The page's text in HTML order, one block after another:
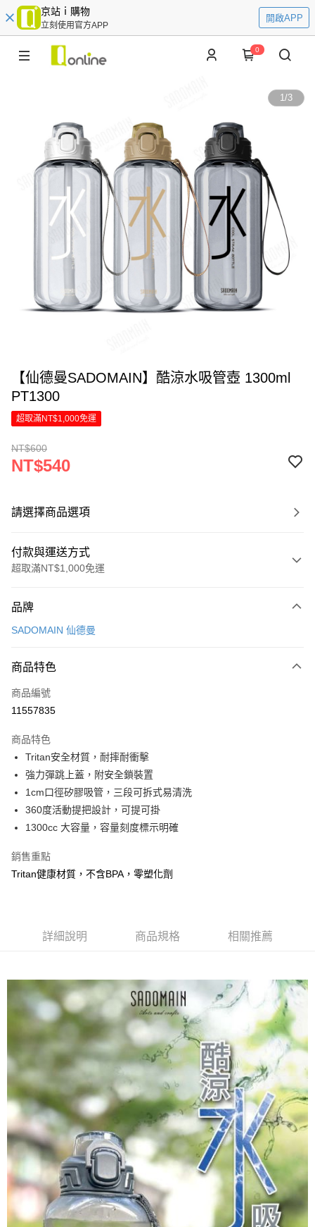
京站ｉ購物
立刻使用官方APP
開啟APP
0
1/3
【仙德曼SADOMAIN】酷涼水吸管壺 1300ml
PT1300
超取滿NT$1,000免運
NT$600
NT$540
請選擇商品選項
付款與運送方式
超取滿NT$1,000免運
信用卡一次付款
Apple Pay
街口支付
Google Pay
全盈+PAY
大哥付你分期
相關說明
【大哥付你分期使用說明】
2.付款方式選擇「大哥付你分期」，訂單成立後會自動跳轉到大哥付的交易
流程，驗證手機門號後，選擇欲分期的期數、繳款截止日，確認付款後即完
成交易。
法說明評估內容。
2.透過簡訊連結打開帳單後，可選擇「超商條碼／台灣大直營門市／銀行轉
帳／街口支付／iPASS MONEY」等通路繳費。
【注意事項】
1.本服務係由「台灣大哥大股份有限公司」（以下簡稱本公司）所提供，讓
用戶於交易時，得透過本服務購買商品或服務，並由商店將買賣／分期付款
買賣價金債權讓與本公司後，依約使用本公司帳單繳交帳款。
2.基於同意付款使用「大哥付你分期」之契約關係目的，商店將以您的個人
資料（包含姓名、電話或地址）提供予台灣大哥大進項蒐集、處理及利用，
由本公司與您本人進行分期帳單所需資料之確認、核對及更正。
3.完整用戶服務條款，請詳閱以下連結：https://oppay.tw/userRule
相關說明
【關於「AFTEE先享後付」】
３．安心：先確認商品／服務後，再付款。
結帳頁面，進行簡訊認證並確認金額後，即可完成結帳。
２．訂單成立數日內，您將收到繳費通知簡訊。
３．收到繳費通知簡訊後14天內，點擊此簡訊中的連結，可透過四大超商／
ATM／網路銀行／等多元方式進行付款，方視為交易完成。
※ 請注意：結帳手續完成當下不需立刻繳費，但若您需要取消訂單，請聯絡
購買商品的店家。未經商家同意取消之訂單仍視為有效，需透過AFTEE先享
後付繳納相關費用。
※ 交易是否成功請以「AFTEE先享後付 」之結帳頁面顯示為準，若有關於
是否繳費成功／繳費後需取消欲退款等相關疑問，請聯繫「AFTEE先享後付
客戶支援中心」
https://netprotections.freshdesk.com/support/home
【注意事項】
１．透過由恩沛科技股份有限公司提供之「AFTEE先享後付」服務完成之交
易，需依本服務之必要範圍內提供個人資料，並將交易相關給付款項請求債
權轉讓予恩沛科技股份有限公司。
２．關於個人資料處理事宜，請瀏覽以下網址：
https://aftee.tw/terms/#terms3
３．未成年的使用者請事先徵得法定代理人或監護人之同意方可使用
「AFTEE先享後付」，若未經同意申辦者引起之損失，本公司不負相關責
付款後全家取貨
付款後7-11取貨
每筆NT$70，滿NT$1,000(含以上)免運費
每筆NT$100，滿NT$1,200(含以上)免運費
京站台北店客服中心(1F星巴克旁) 即日起不提供京站紙袋，取件時
請自備購物袋，若需購買紙袋可現場詢問
免運費
品牌
SADOMAIN 仙德曼
商品特色
商品編號
11557835
商品特色
Tritan安全材質，耐摔耐衝擊
強力彈跳上蓋，附安全鎖裝置
1cm口徑矽膠吸管，三段可拆式易清洗
360度活動提把設計，可提可掛
1300cc 大容量，容量刻度標示明確
銷售重點
Tritan健康材質，不含BPA，零塑化劑
詳細說明 商品規格 相關推薦